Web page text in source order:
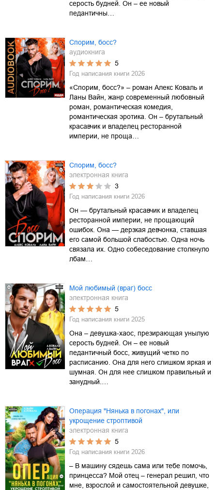
серость будней. Он – ее новый
педантичны…
Спорим, босс?
аудиокнига
5
Год написания книги 2026
«Спорим, босс?» – роман Алекс Коваль и
Ланы Вайн, жанр современный любовный
роман, романтическая комедия,
романтическая эротика. Он – брутальный
красавчик и владелец ресторанной
империи, не проща…
Спорим, босс?
электронная книга
3
Год написания книги 2026
Он — брутальный красавчик и владелец
ресторанной империи, не прощающий
ошибок. Она — дерзкая девчонка, ставшая
его самой большой слабостью. Одна ночь
связала их. Одно собеседование столкнуло
лбам…
Мой любимый (враг) босс
электронная книга
5
Год написания книги 2025
Она – девушка-хаос, презирающая унылую
серость будней. Он – ее новый
педантичный босс, живущий четко по
расписанию. Она для него слишком яркая и
шумная. Он для нее слишком правильный и
занудный.…
Операция "Нянька в погонах", или
укрощение строптивой
электронная книга
5
Год написания книги 2026
– В машину сядешь сама или тебе помочь,
принцесса? Мой отец – генерал решил, что
мне, взрослой и самостоятельной девушке,